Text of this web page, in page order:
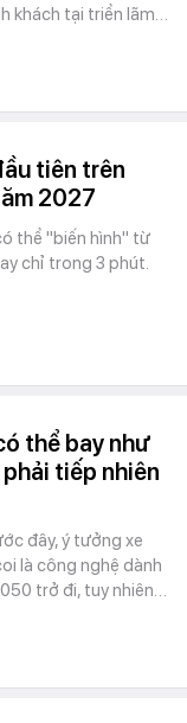
khách tại triển lãm…
tiên trên
2027
thể "biến hình" từ
chỉ trong 3 phút.
thể bay như
tiếp nhiên
đây, ý tưởng xe
là công nghệ dành
trở đi, tuy nhiên…